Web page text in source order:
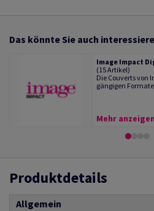
Das könnte Sie auch
Image Impact
(15 Artikel)
Die Couverts von
gängigen
Mehr anzeigen
Produktdetails
Allgemein